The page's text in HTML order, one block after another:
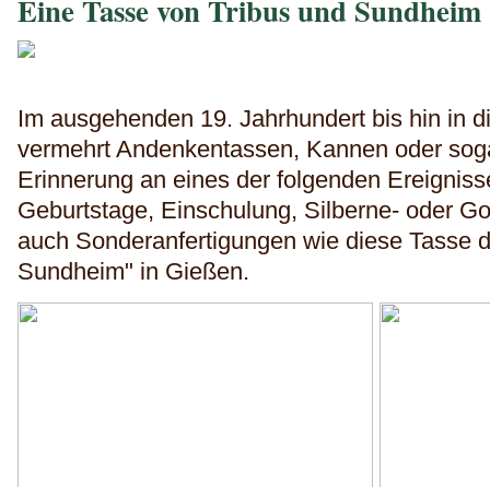
Eine Tasse von Tribus und Sundheim
Im ausgehenden 19. Jahrhundert bis hin in
vermehrt Andenkentassen, Kannen oder
Erinnerung an eines der folgenden
Geburtstage, Einschulung, Silberne- oder
auch Sonderanfertigungen wie diese Tasse
Sundheim" in Gießen.